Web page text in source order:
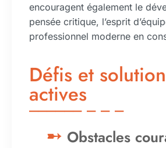
encouragent également le
pensée critique, l’esprit
professionnel moderne en
Défis et
actives
Obstacles